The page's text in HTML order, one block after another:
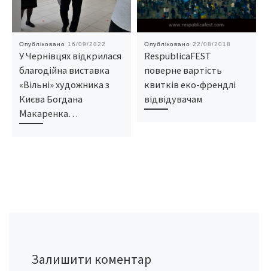
Опубліковано 16/09/2022
У Чернівцях відкрилася
благодійна виставка
«Вільні» художника з
Києва Богдана
Макаренка…
Опубліковано 22/08/2018
RespublicaFEST
поверне вартість
квитків еко-френдлі
відвідувачам
Залишити коментар